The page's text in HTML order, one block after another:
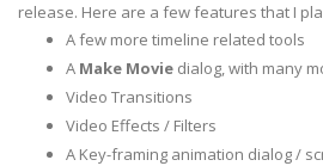
release. Here are a few features that I
A few more timeline related tools
A Make Movie dialog, with many
Video Transitions
Video Effects / Filters
A Key-framing animation dialog /